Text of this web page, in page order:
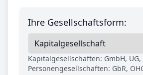
Ihre Gesellschaftsform:
Kapitalgesellschaften: GmbH, UG,
Personengesellschaften: GbR,